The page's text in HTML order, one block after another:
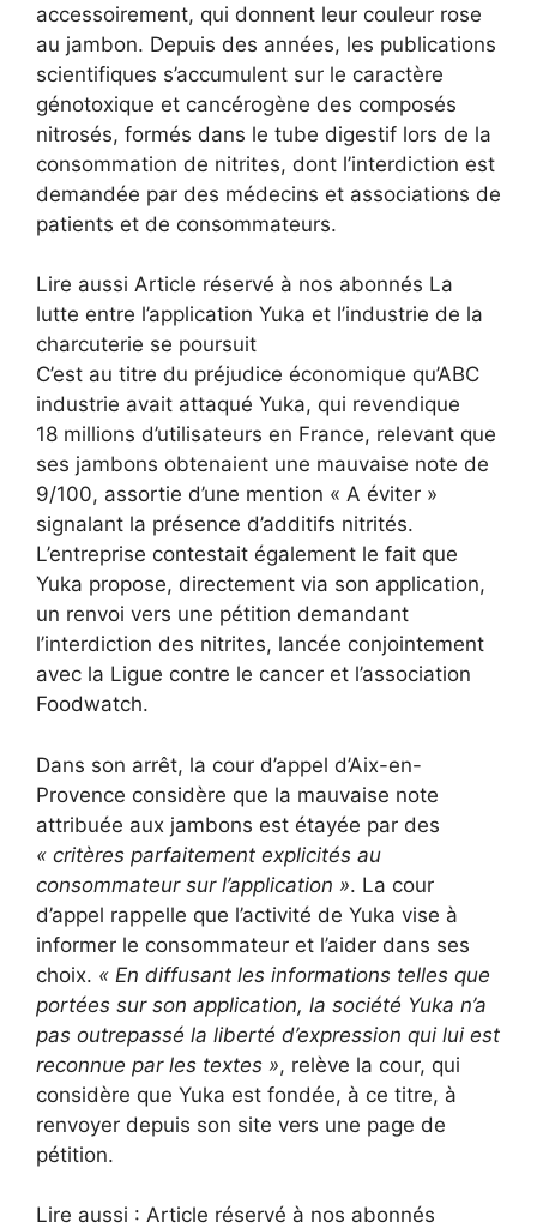
accessoirement, qui donnent leur couleur rose
au jambon. Depuis des années, les publications
scientifiques s’accumulent sur le caractère
génotoxique et cancérogène des composés
nitrosés, formés dans le tube digestif lors de la
consommation de nitrites, dont l’interdiction est
demandée par des médecins et associations de
patients et de consommateurs.
Lire aussi Article réservé à nos abonnés La
lutte entre l’application Yuka et l’industrie de la
charcuterie se poursuit
C’est au titre du préjudice économique qu’ABC
industrie avait attaqué Yuka, qui revendique
18 millions d’utilisateurs en France, relevant que
ses jambons obtenaient une mauvaise note de
9/100, assortie d’une mention « A éviter »
signalant la présence d’additifs nitrités.
L’entreprise contestait également le fait que
Yuka propose, directement via son application,
un renvoi vers une pétition demandant
l’interdiction des nitrites, lancée conjointement
avec la Ligue contre le cancer et l’association
Foodwatch.
Dans son arrêt, la cour d’appel d’Aix-en-
Provence considère que la mauvaise note
attribuée aux jambons est étayée par des
« critères parfaitement explicités au
consommateur sur l’application ». La cour
d’appel rappelle que l’activité de Yuka vise à
informer le consommateur et l’aider dans ses
choix. « En diffusant les informations telles que
portées sur son application, la société Yuka n’a
pas outrepassé la liberté d’expression qui lui est
reconnue par les textes », relève la cour, qui
considère que Yuka est fondée, à ce titre, à
renvoyer depuis son site vers une page de
pétition.
Lire aussi : Article réservé à nos abonnés